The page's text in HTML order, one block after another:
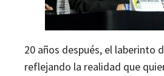
20 años después, el laberinto
reflejando la realidad que